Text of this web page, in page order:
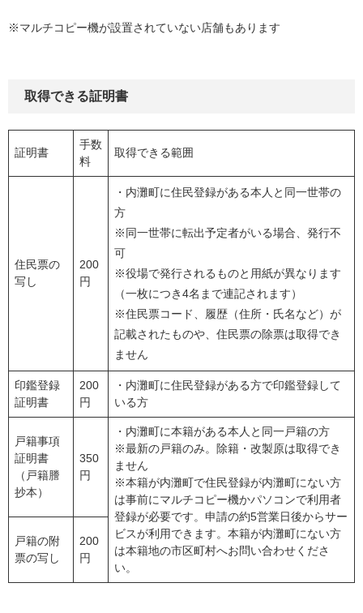
※マルチコピー機が設置されていない店舗もあります
取得できる証明書
証明書
手数
料
取得できる範囲
住民票の
写し
200
円
・内灘町に住民登録がある本人と同一世帯の
方
※同一世帯に転出予定者がいる場合、発行不
可
※役場で発行されるものと用紙が異なります
（一枚につき4名まで連記されます）
※住民票コード、履歴（住所・氏名など）が
記載されたものや、住民票の除票は取得でき
ません
印鑑登録
証明書
200
円
・内灘町に住民登録がある方で印鑑登録して
いる方
戸籍事項
証明書
（戸籍謄
抄本）
350
円
・内灘町に本籍がある本人と同一戸籍の方
※最新の戸籍のみ。除籍・改製原は取得でき
ません
※本籍が内灘町で住民登録が内灘町にない方
は事前にマルチコピー機かパソコンで利用者
登録が必要です。申請の約5営業日後からサー
ビスが利用できます。本籍が内灘町にない方
は本籍地の市区町村へお問い合わせくださ
い。
戸籍の附
票の写し
200
円